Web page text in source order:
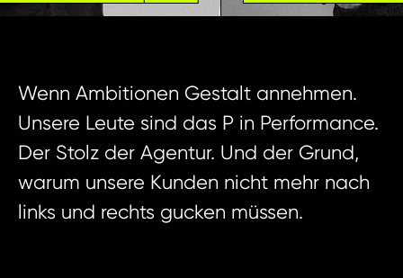
Wenn Ambitionen Gestalt annehmen.
Unsere Leute sind das P in Performance.
Der Stolz der Agentur. Und der Grund,
warum unsere Kunden nicht mehr nach
links und rechts gucken müssen.